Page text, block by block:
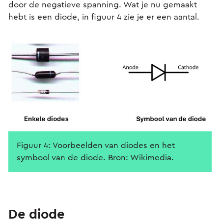
door de negatieve spanning. Wat je nu gemaakt
hebt is een diode, in figuur 4 zie je er een aantal.
Figuur 4: Voorbeelden van diodes en het
symbool van de diode. Bron: Wikimedia.
De diode